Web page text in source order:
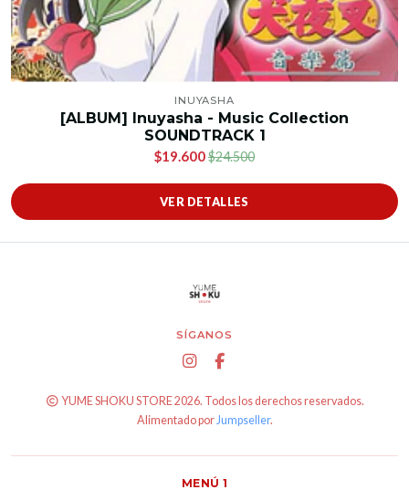
INUYASHA
[ALBUM] Inuyasha - Music Collection
SOUNDTRACK 1
$19.600$24.500
VER DETALLES
SÍGANOS
YUME SHOKU STORE 2026. Todos los derechos reservados.
Alimentado porJumpseller.
MENÚ 1